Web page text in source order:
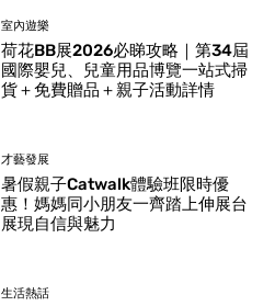
室內遊樂
荷花BB展2026必睇攻略｜第34屆
國際嬰兒、兒童用品博覽一站式掃
貨＋免費贈品＋親子活動詳情
才藝發展
暑假親子Catwalk體驗班限時優
惠！媽媽同小朋友一齊踏上伸展台
展現自信與魅力
生活熱話